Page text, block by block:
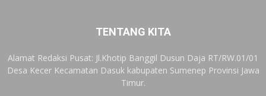
TENTANG KITA
Alamat Redaksi Pusat: Jl.Khotip Banggil Dusun Daja RT/RW.01/01
Desa Kecer Kecamatan Dasuk kabupaten Sumenep Provinsi Jawa
Timur.